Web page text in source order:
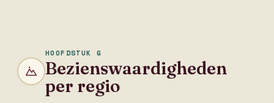
HOOFDSTUK G
Bezienswaardigheden
per regio